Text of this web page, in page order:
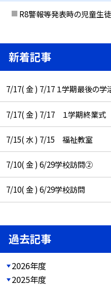
R8警報等発表時の児童生
新着記事
7/17( 金 ) 7/17 １学期最後の学
7/17( 金 ) 7/17 １学期終業式
7/15( 水 ) 7/15 福祉教室
7/10( 金 ) 6/29学校訪問②
7/10( 金 ) 6/29学校訪問
過去記事
2026年度
2025年度